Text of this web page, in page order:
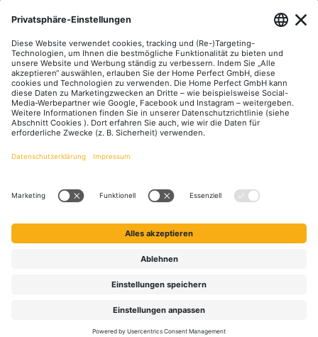
Zahlungsarten
Versandarten
FacebookInstagramYouTubeLinkedIn
Alle Preise inkl. gesetzl. Mehrwertsteuer zzgl.
Qualität aus Menschenhand: Auch wenn wir moderne KI-Tools zur
Prüfung aller Inhalte stets bei der Home Perfect GmbH.
## Gemäß § 12 Abs. 3 UStG reduziert sich die MwSt. auf 0% bei
Informationen
© 2026 Solar Perfect - Alle Rechte vorbehalten.